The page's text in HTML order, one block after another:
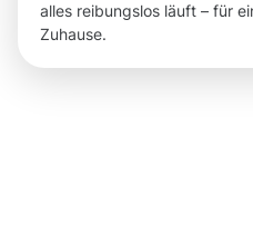
alles reibungslos läuft – für
Zuhause.